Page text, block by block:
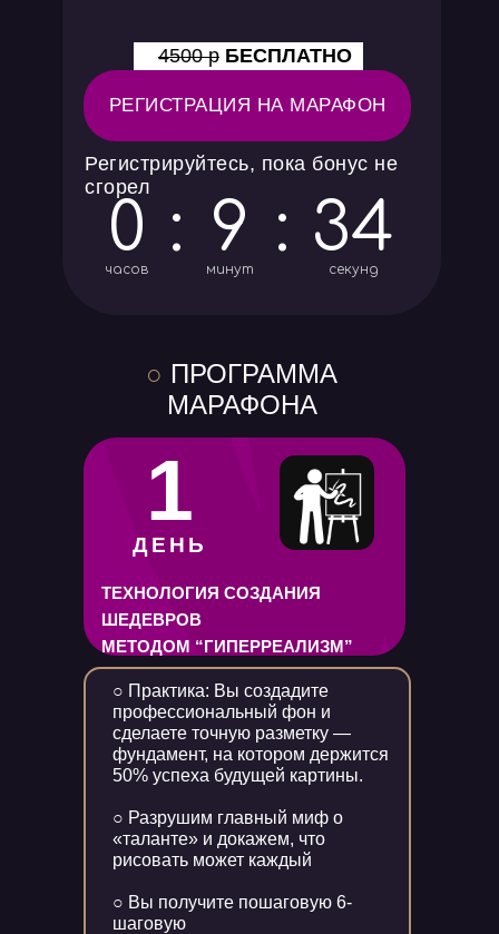
РЕГИСТРАЦИЯ НА МАРАФОН
Регистрируйтесь, пока бонус не
сгорел
0
часов
: 9
минут
: 32
секунд
4500 р БЕСПЛАТНО
○ Практика: Вы создадите
профессиональный фон и
сделаете точную разметку —
фундамент, на котором держится
50% успеха будущей картины.
○ Разрушим главный миф о
«таланте» и докажем, что
рисовать может каждый
○ Вы получите пошаговую 6-
шаговую
ТЕХНОЛОГИЯ СОЗДАНИЯ
ШЕДЕВРОВ
МЕТОДОМ “ГИПЕРРЕАЛИЗМ”
1
ДЕНЬ
○ ПРОГРАММА
МАРАФОНА